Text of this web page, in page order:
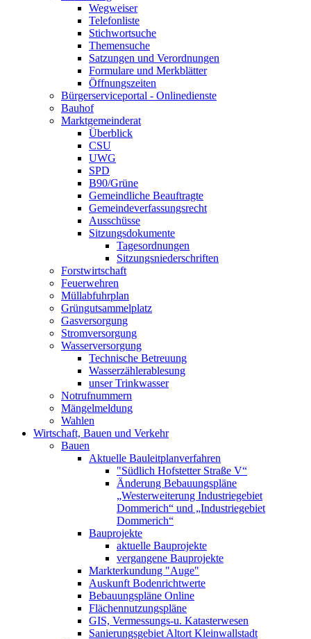
Wegweiser
Telefonliste
Stichwortsuche
Themensuche
Satzungen und Verordnungen
Formulare und Merkblätter
Öffnungszeiten
Bürgerserviceportal - Onlinedienste
Bauhof
Marktgemeinderat
Überblick
CSU
UWG
SPD
B90/Grüne
Gemeindliche Beauftragte
Gemeindeverfassungsrecht
Ausschüsse
Sitzungsdokumente
Tagesordnungen
Sitzungsniederschriften
Forstwirtschaft
Feuerwehren
Müllabfuhrplan
Grüngutsammelplatz
Gasversorgung
Stromversorgung
Wasserversorgung
Technische Betreuung
Wasserzählerablesung
unser Trinkwasser
Notrufnummern
Mängelmeldung
Wahlen
Wirtschaft, Bauen und Verkehr
Bauen
Aktuelle Bauleitplanverfahren
"Südlich Hofstetter Straße V“
Änderung Bebauungspläne
„Westerweiterung Industriegebiet
Dommerich“ und „Industriegebiet
Dommerich“
Bauprojekte
aktuelle Bauprojekte
vergangene Bauprojekte
Markterkundung "Auge"
Auskunft Bodenrichtwerte
Bebauungspläne Online
Flächennutzungspläne
GIS, Vermessungs-u. Katasterwesen
Sanierungsgebiet Altort Kleinwallstadt